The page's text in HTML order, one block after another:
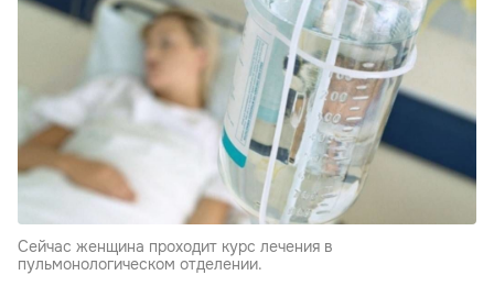
Сейчас женщина проходит курс лечения в
пульмонологическом отделении.